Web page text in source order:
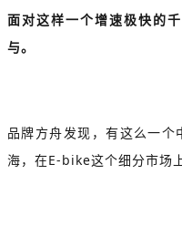
面对这样一个增速极快的
与。
品牌方舟发现，有这么一
海，在E-bike这个细分市场